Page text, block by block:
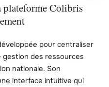
plateforme Colibris
pour centraliser
gestion des ressources
nationale. Son
interface intuitive qui